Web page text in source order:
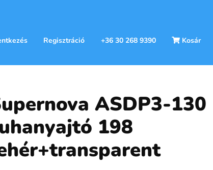
Regisztráció +36 30 268 9390 Kosár
ASDP3-130
198